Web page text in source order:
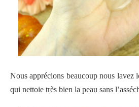
Nous apprécions beaucoup nous lavez
qui nettoie très bien la peau sans